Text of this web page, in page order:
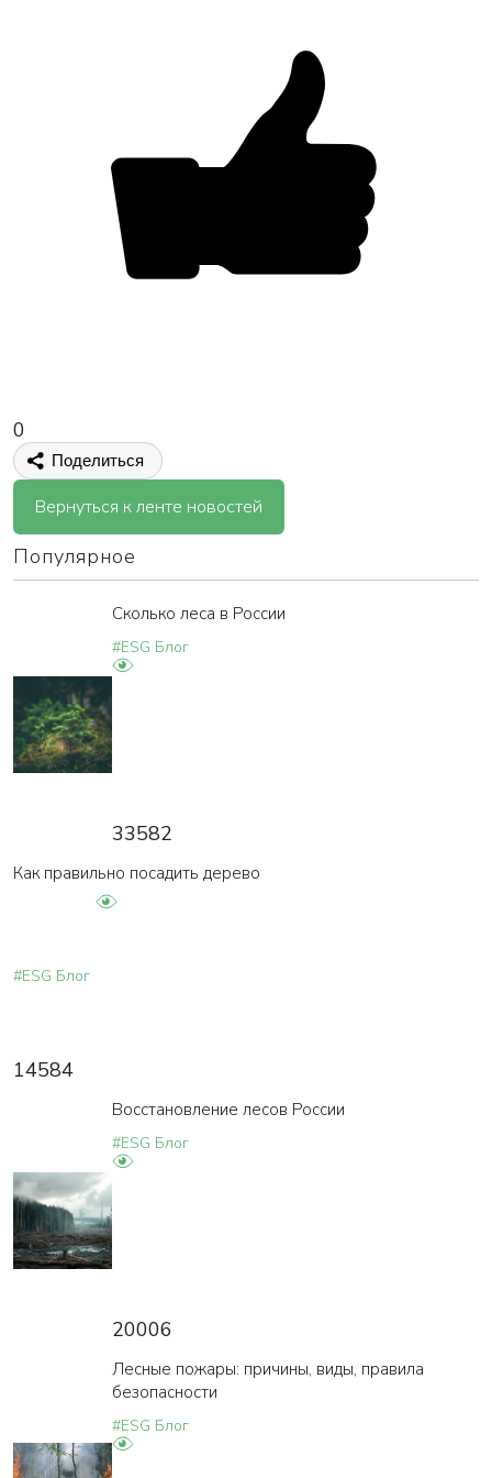
0
Поделиться
Вернуться к ленте новостей
Популярное
Сколько леса в России
#ESG Блог
33582
Как правильно посадить дерево
#ESG Блог
14584
Восстановление лесов России
#ESG Блог
20006
Лесные пожары: причины, виды, правила
безопасности
#ESG Блог